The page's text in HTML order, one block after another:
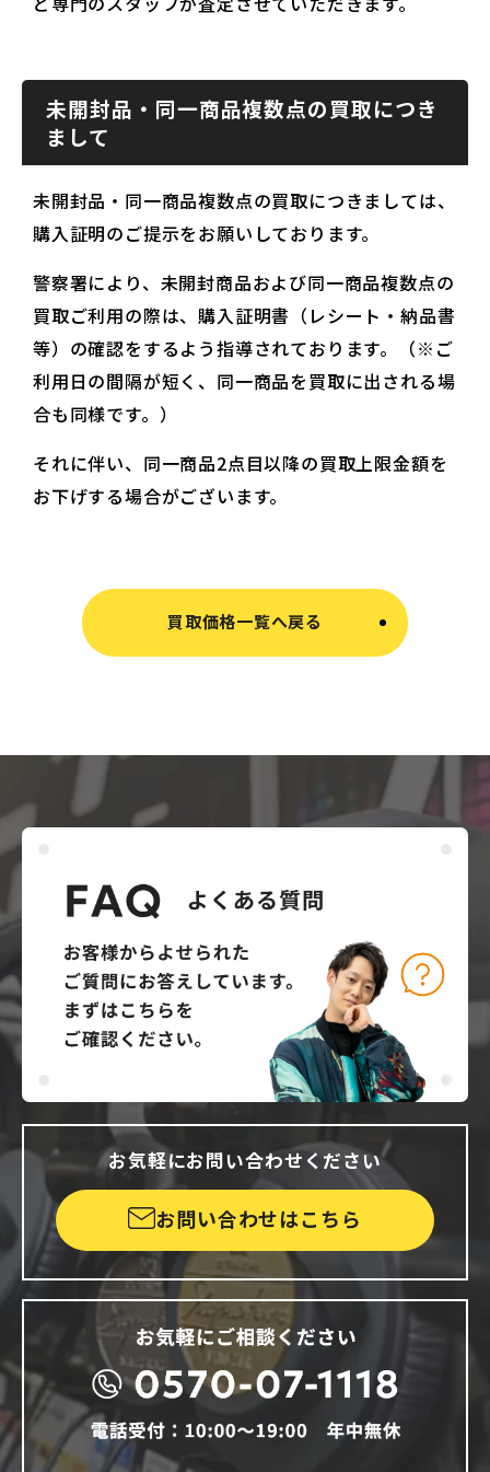
未開封品・同一商品複数点の買取につき
まして
未開封品・同一商品複数点の買取につきましては、
購入証明のご提示をお願いしております。
警察署により、未開封商品および同一商品複数点の
買取ご利用の際は、購入証明書（レシート・納品書
等）の確認をするよう指導されております。（※ご
利用日の間隔が短く、同一商品を買取に出される場
合も同様です。）
それに伴い、同一商品2点目以降の買取上限金額を
お下げする場合がございます。
買取価格一覧へ戻る
お気軽にお問い合わせください
お問い合わせはこちら